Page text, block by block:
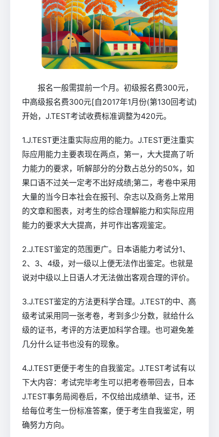
报名一般需提前一个月。初级报名费300元，
中高级报名费300元[自2017年1月份(第130回考试)
开始，J.TEST考试收费标准调整为420元。
1.J.TEST更注重实际应用的能力。J.TEST更注重实
际应用能力主要表现在两点，第一，大大提高了听
力能力的要求，听解部分的分数占总分的50%，如
果口语不过关一定考不出好成绩;第二，考卷中采用
大量的当今日本社会在报刊、杂志以及商务上常用
的文章和图表，对考生的综合理解能力和实际应用
能力的要求大大提高，并可作出客观鉴定。
2.J.TEST鉴定的范围更广。日本语能力考试分1、
2、3、4级，对一级以上便无法作出鉴定。也就是
说对中级以上日语人才无法做出客观合理的评价。
3.J.TEST鉴定的方法更科学合理。J.TEST的中、高
级考试采用同一张考卷，考到多少分数，就给什么
级的证书，考评的方法更加科学合理。也可避免差
几分什么证书也没有的现象。
4.J.TEST更便于考生的自我鉴定。J.TEST考试有以
下大内容：考试完毕考生可以把考卷带回去，日本
J.TEST事务局阅卷后，不仅给出成绩单、证书，还
给每位考生一份标准答案，便于考生自我鉴定，明
确努力方向。